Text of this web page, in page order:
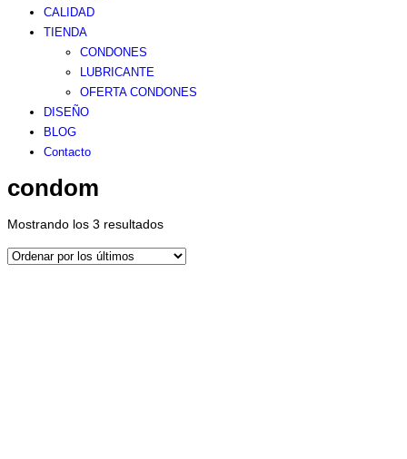
CALIDAD
TIENDA
CONDONES
LUBRICANTE
OFERTA CONDONES
DISEÑO
BLOG
Contacto
condom
Mostrando los 3 resultadosOrdenado
los